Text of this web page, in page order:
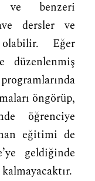
ve benzeri
dersler ve
Eğer
düzenlenmiş
öngörüp,
öğrenciye
eğitimi de
geldiğinde